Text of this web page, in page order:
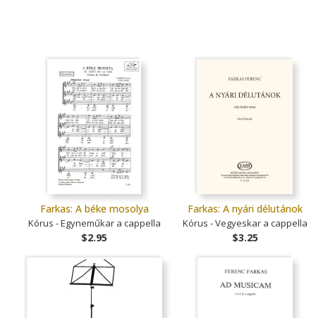
Farkas: A béke mosolya
Kórus - Egyneműkar a cappella
$2.95
Farkas: A nyári délutánok
Kórus - Vegyeskar a cappella
$3.25